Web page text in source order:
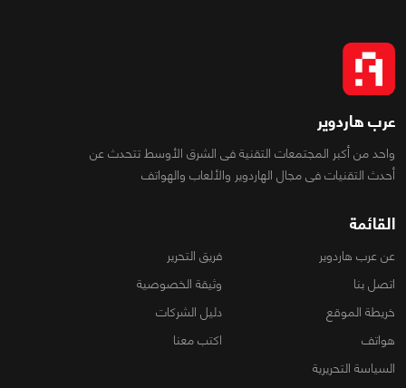
عرب هاردوير
واحد من أكبر المجتمعات التقنية فى الشرق الأوسط تتحدث عن
أحدث التقنيات فى مجال الهاردوير والألعاب والهواتف
القائمة
عن عرب هاردوير
فريق التحرير
اتصل بنا
وثيقة الخصوصية
خريطة الموقع
دليل الشركات
هواتف
اكتب معنا
السياسة التحريرية